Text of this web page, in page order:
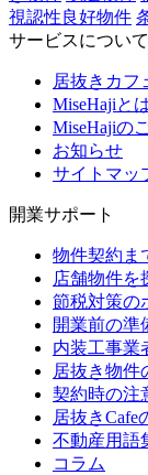
視認性良好物件
サービスについて
居抜きカフ
MiseHajiと
MiseHajiの
お知らせ
サイトマッ
開業サポート
物件契約ま
店舗物件を
節税対策の
開業前の準
内装工事業
居抜き物件
契約時の注
居抜きCafe
不動産用語
コラム